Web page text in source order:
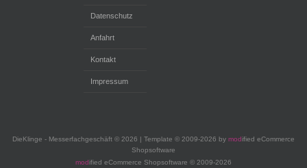
Datenschutz
Anfahrt
Kontakt
Impressum
DieKlinge - Messerfachgeschäft © 2026 | Template © 2009-2026 by modified eCommerce
Shopsoftware
modified eCommerce Shopsoftware © 2009-2026